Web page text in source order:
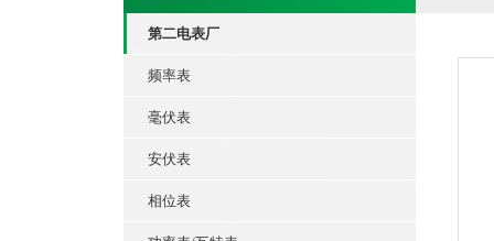
第二电表厂
频率表
毫伏表
安伏表
相位表